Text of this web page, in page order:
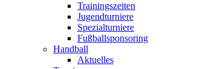
Trainingszeiten
Jugendturniere
Spezialturniere
Fußballsponsoring
Handball
Aktuelles